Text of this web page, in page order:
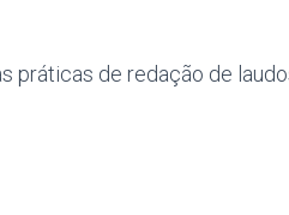
práticas de redação de